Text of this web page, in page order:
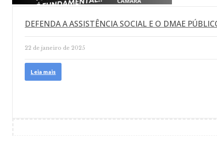
DEFENDA A ASSISTÊNCIA SOCIAL E O DMAE
22 de janeiro de 2025
Leia mais